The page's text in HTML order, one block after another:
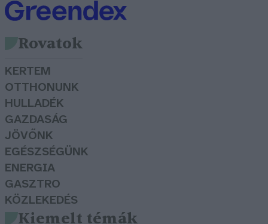
Rovatok
KERTEM
OTTHONUNK
HULLADÉK
GAZDASÁG
JÖVŐNK
EGÉSZSÉGÜNK
ENERGIA
GASZTRO
KÖZLEKEDÉS
Kiemelt témák